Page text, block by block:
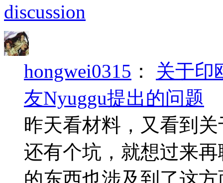
discussion
hongwei0315 ： 关于
友Nyuggu提出的问题
昨天看材料，又看到
还有个坑，就想过来
的东西也涉及到了这